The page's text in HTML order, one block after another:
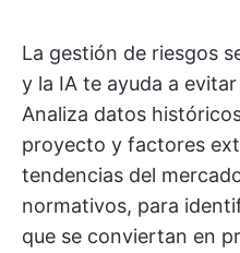
La gestión de riesgos
y la IA te ayuda a
Analiza datos
proyecto y factores
tendencias del
normativos, para
que se conviertan en